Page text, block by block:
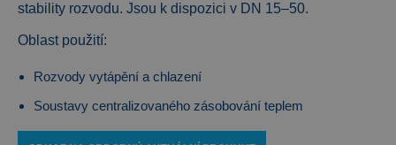
stability rozvodu. Jsou k dispozici v DN 15–50.
Oblast použití:
Rozvody vytápění a chlazení
Soustavy centralizovaného zásobování teplem